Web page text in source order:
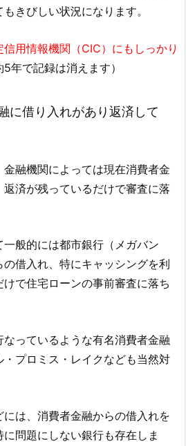
きびしい状況になります。
用情報機関（CIC）にもしっかり
5年で記録は消えます）
に借り入れがあり返済して
融機関によっては現在消費者金
済が残っているだけで審査に落
般的には都市銀行（メガバン
借入れ、特にキャッシングを利
で住宅ローンの事前審査に落ち
っているような有名消費者金融
プロミス・レイクなども当然対
は、消費者金融からの借入れを
問題にしない銀行も存在しま